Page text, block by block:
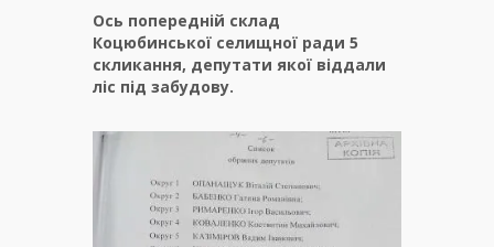
Ось попередній склад
Коцюбинської селищної ради 5
скликання, депутати якої віддали
ліс під забудову.